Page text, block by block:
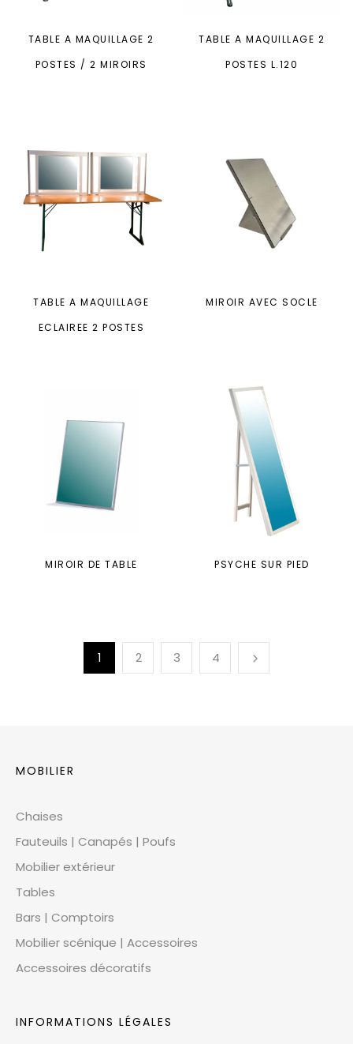
TABLE A MAQUILLAGE 2
POSTES / 2 MIROIRS
TABLE A MAQUILLAGE 2
POSTES L.120
TABLE A MAQUILLAGE
ECLAIREE 2 POSTES
MIROIR AVEC SOCLE
MIROIR DE TABLE PSYCHE SUR PIED
1 2 3 4
MOBILIER
Chaises
Fauteuils | Canapés | Poufs
Mobilier extérieur
Tables
Bars | Comptoirs
Mobilier scénique | Accessoires
Accessoires décoratifs
INFORMATIONS LÉGALES